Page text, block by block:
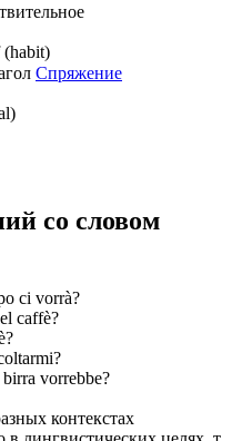
(habit)
Спряжение
со словом
ci vorrà?
caffè?
vorrebbe?
контекстах